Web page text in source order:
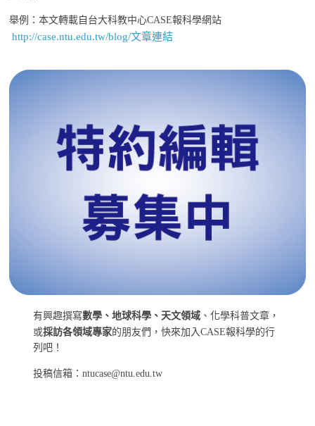
舉例：本文轉載自台大科教中心CASE報科學網站
http://case.ntu.edu.tw/blog/文章連結
有興趣撰寫數學、地球科學、天文領域 、化學科普文章，
或採訪各領域專家的朋友們，快來加入CASE報科學的行
列吧！
投稿信箱：ntucase@ntu.edu.tw